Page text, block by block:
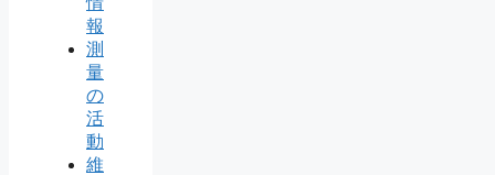
報
測
量
の
活
動
維